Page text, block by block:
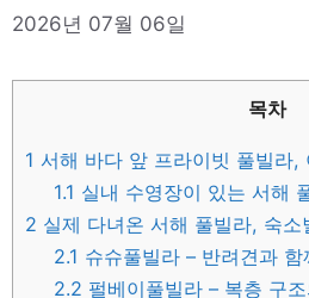
2026년 07월 06일
목차
1 서해 바다 앞 프라이빗 풀빌라,
1.1 실내 수영장이 있는 서해
2 실제 다녀온 서해 풀빌라, 숙소
2.1 슈슈풀빌라 – 반려견과
2.2 펄베이풀빌라 – 복층 구